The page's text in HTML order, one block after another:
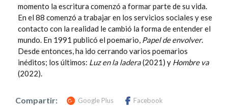
momento la escritura comenzó a formar parte de su vida.
En el 88 comenzó a trabajar en los servicios sociales y ese
contacto con la realidad le cambió la forma de entender el
mundo. En 1991 publicó el poemario, Papel de envolver.
Desde entonces, ha ido cerrando varios poemarios
inéditos; los últimos: Luz en la ladera(2021) y Hombre va
(2022).
Compartir: Google Plus
Facebook